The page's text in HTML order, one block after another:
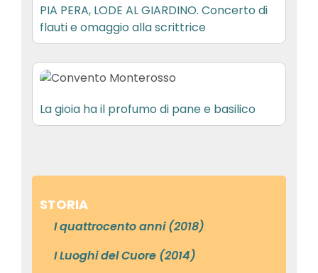
PIA PERA, LODE AL GIARDINO. Concerto di
flauti e omaggio alla scrittrice
La gioia ha il profumo di pane e basilico
STORIA
I quattrocento anni (2018)
I Luoghi del Cuore (2014)